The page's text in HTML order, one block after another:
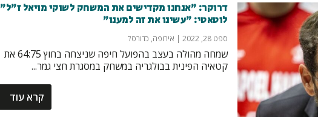
דרוקר: "אנחנו מקדישים את המשחק לשוקי מויאל
לוטאטי: "עשינו את זה למענו"
ספט 28, 2022 | אירופה, כדורסל
שמחה מהולה בעצב בהפועל חיפה שניצחה בחוץ 64:75 את
קטאיה הפינית בבולגריה במשחק במסגרת חצי גמר...
קרא עוד